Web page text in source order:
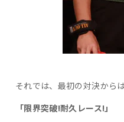
それでは、最初の対決から
「限界突破!耐久レース!」